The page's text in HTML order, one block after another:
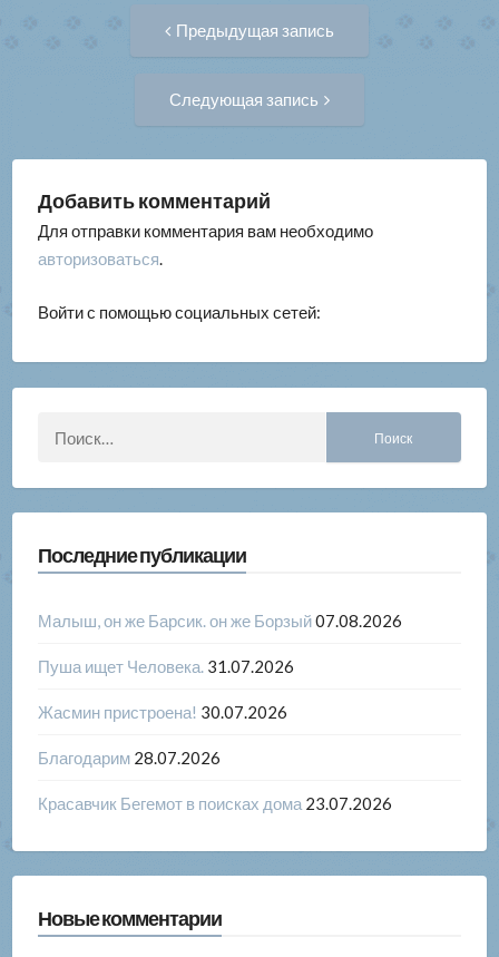
Навигация
записям
Предыдущая запись
Следующая запись
Добавить комментарий
Для отправки комментария вам необходимо
авторизоваться.
Войти с помощью социальных сетей:
Последние публикации
Малыш, он же Барсик. он же Борзый07.08.2026
Пуша ищет Человека. 31.07.2026
Жасмин пристроена! 30.07.2026
Благодарим 28.07.2026
Красавчик Бегемот в поисках дома 23.07.2026
Новые комментарии